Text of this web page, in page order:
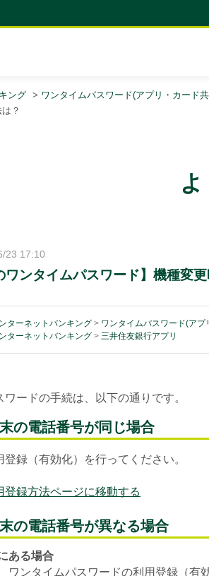
ング > ワンタイムパスワード(アプリ・カード
？
23 17:10
ワンタイムパスワード】機種変
ターネットバンキング > ワンタイムパスワード(アプ
ターネットバンキング > 三井住友銀行アプリ
ードの手続は、以下の通りです。
の電話番号が同じ場合
録（有効化）を行ってください。
録方法ページに移動する
の電話番号が異なる場合
ある場合
ワンタイムパスワードの利用登録（有